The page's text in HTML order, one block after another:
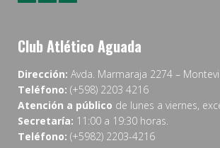
Club Atlético Aguada
Dirección: Avda. Marmaraja 2274 –
Teléfono: (+598) 2203 4216
Atención a público de lunes a viernes,
Secretaría: 11:00 a 19:30 horas.
Teléfono: (+5982) 2203-4216